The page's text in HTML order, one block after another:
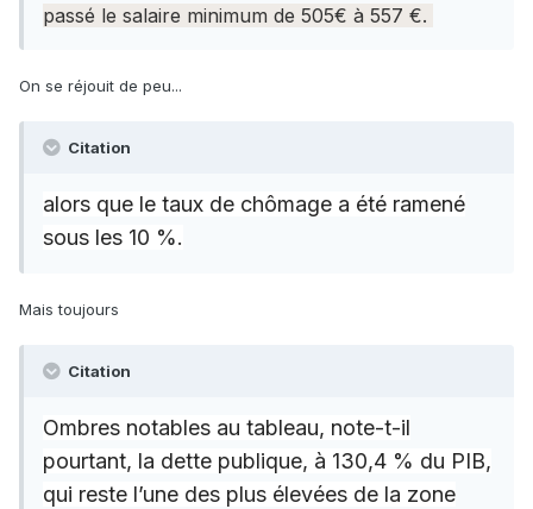
passé le salaire minimum de 505€ à 557 €.
On se réjouit de peu...
Citation
alors que le taux de chômage a été ramené
sous les 10 %.
Mais toujours
Citation
Ombres notables au tableau, note-t-il
pourtant, la dette publique, à 130,4 % du PIB,
qui reste l’une des plus élevées de la zone